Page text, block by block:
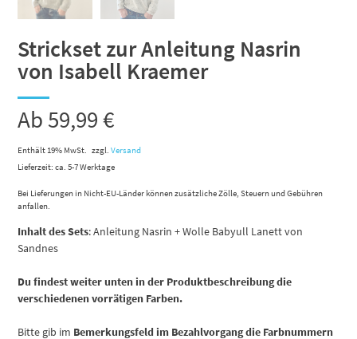
Strickset zur Anleitung Nasrin
von Isabell Kraemer
Ab 59,99€
Enthält 19% MwSt. zzgl.Versand
Lieferzeit: ca. 5-7 Werktage
Bei Lieferungen in Nicht-EU-Länder können zusätzliche Zölle, Steuern und Gebühren
anfallen.
Inhalt des Sets: Anleitung Nasrin + Wolle Babyull Lanett von
Sandnes
Du findest weiter unten in der Produktbeschreibung die
verschiedenen vorrätigen Farben.
Bitte gib im Bemerkungsfeld im Bezahlvorgang die Farbnummern